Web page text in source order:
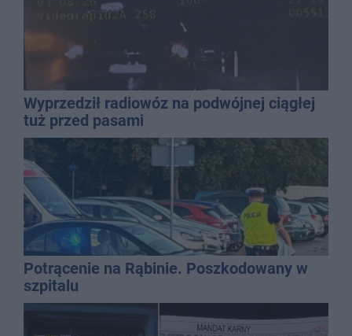
Wyprzedził radiowóz na podwójnej ciągłej
tuż przed pasami
Potrącenie na Rąbinie. Poszkodowany w
szpitalu